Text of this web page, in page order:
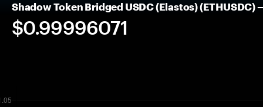
Shadow Token Bridged USDC (Elastos)
$0.99996071